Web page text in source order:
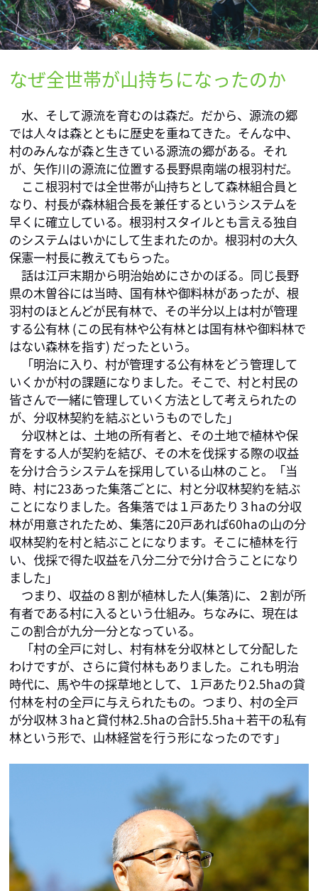
なぜ全世帯が山持ちになったのか
水、そして源流を育むのは森だ。だから、源流の郷
では人々は森とともに歴史を重ねてきた。そんな中、
村のみんなが森と生きている源流の郷がある。それ
が、矢作川の源流に位置する長野県南端の根羽村だ。
ここ根羽村では全世帯が山持ちとして森林組合員と
なり、村長が森林組合長を兼任するというシステムを
早くに確立している。根羽村スタイルとも言える独自
のシステムはいかにして生まれたのか。根羽村の大久
保憲一村長に教えてもらった。
話は江戸末期から明治始めにさかのぼる。同じ長野
県の木曽谷には当時、国有林や御料林があったが、根
羽村のほとんどが民有林で、その半分以上は村が管理
する公有林 (この民有林や公有林とは国有林や御料林で
はない森林を指す) だったという。
「明治に入り、村が管理する公有林をどう管理して
いくかが村の課題になりました。そこで、村と村民の
皆さんで一緒に管理していく方法として考えられたの
が、分収林契約を結ぶというものでした」
分収林とは、土地の所有者と、その土地で植林や保
育をする人が契約を結び、その木を伐採する際の収益
を分け合うシステムを採用している山林のこと。「当
時、村に23あった集落ごとに、村と分収林契約を結ぶ
ことになりました。各集落では１戸あたり３haの分収
林が用意されたため、集落に20戸あれば60haの山の分
収林契約を村と結ぶことになります。そこに植林を行
い、伐採で得た収益を八分二分で分け合うことになり
ました」
つまり、収益の８割が植林した人(集落)に、２割が所
有者である村に入るという仕組み。ちなみに、現在は
この割合が九分一分となっている。
「村の全戸に対し、村有林を分収林として分配した
わけですが、さらに貸付林もありました。これも明治
時代に、馬や牛の採草地として、１戸あたり2.5haの貸
付林を村の全戸に与えられたもの。つまり、村の全戸
が分収林３haと貸付林2.5haの合計5.5ha＋若干の私有
林という形で、山林経営を行う形になったのです」